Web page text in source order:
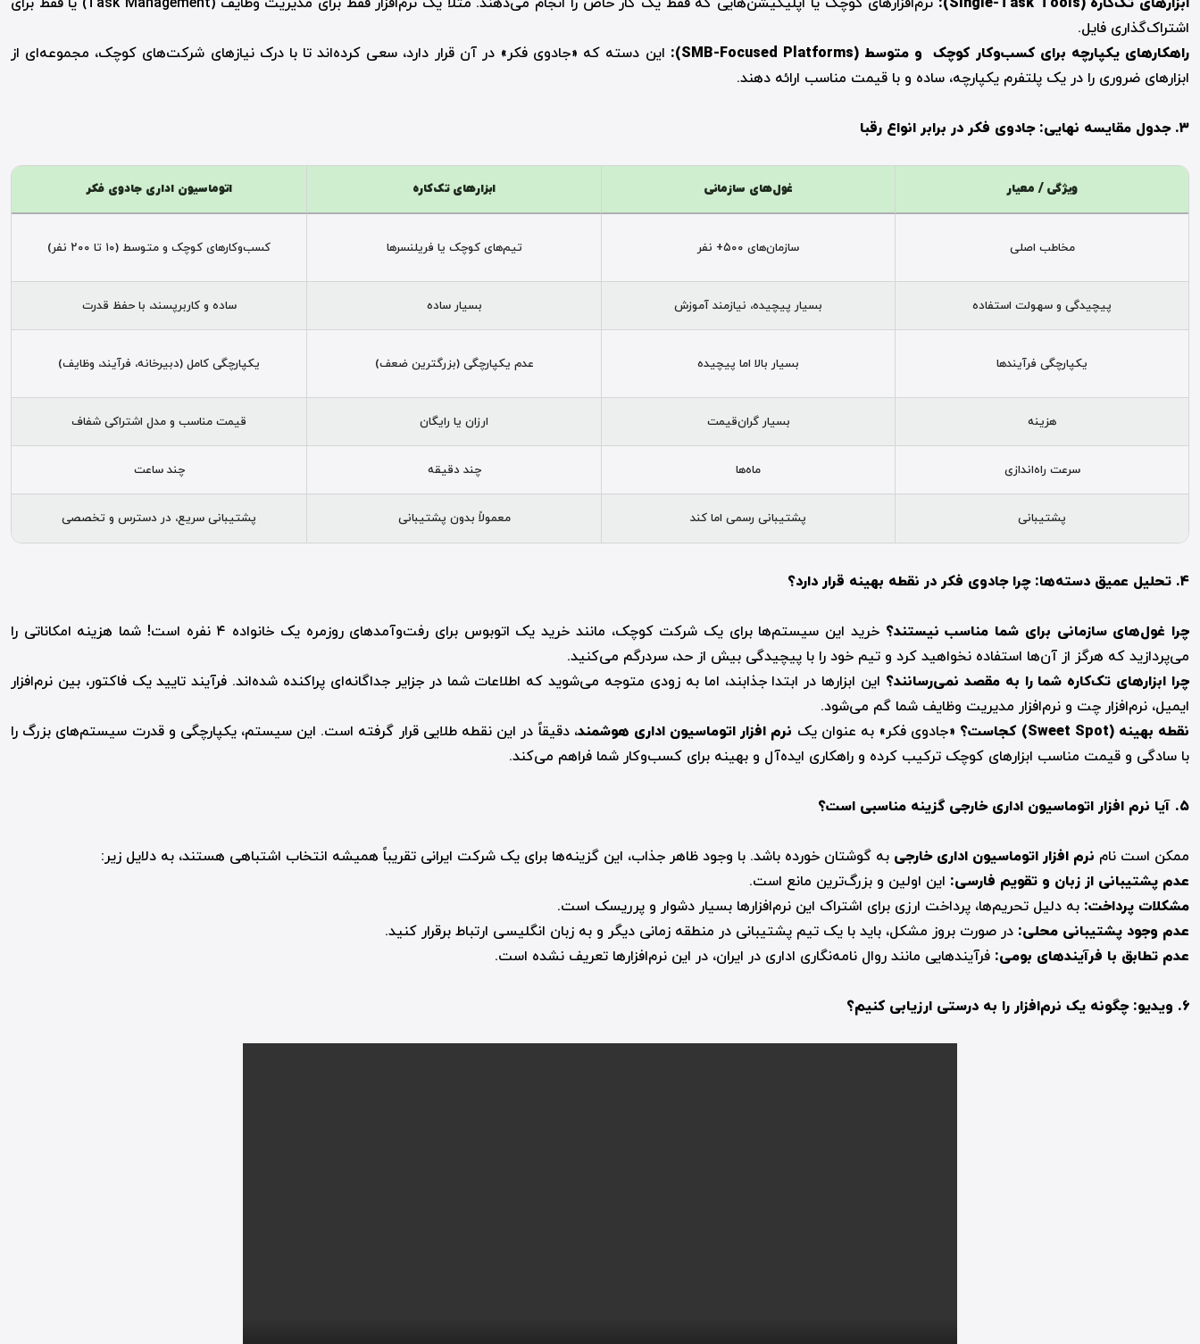
اشتراک‌گذاری فایل.
راهکارهای یکپارچه برای کسب‌وکار کوچک و متوسط (
SMB-Focused Platforms
): این دسته که «جادوی فکر» در آن قرار دارد، سعی کرده‌اند تا با درک نیازهای شرکت‌های کوچک، مجموعه‌ای از
ابزارهای ضروری را در یک پلتفرم یکپارچه، ساده و با قیمت مناسب ارائه دهند.
۳. جدول مقایسه نهایی: جادوی فکر در برابر انواع رقبا
ویژگی / معیار غول‌های سازمانی ابزارهای تک‌کاره اتوماسیون اداری جادوی فکر
مخاطب اصلی سازمان‌های ۵۰۰+ نفر تیم‌های کوچک یا فریلنسرها کسب‌وکارهای کوچک و متوسط (۱۰ تا ۲۰۰ نفر)
پیچیدگی و سهولت استفاده بسیار پیچیده، نیازمند آموزش بسیار ساده ساده و کاربرپسند، با حفظ قدرت
یکپارچگی فرآیندها بسیار بالا اما پیچیده عدم یکپارچگی (بزرگترین ضعف) یکپارچگی کامل (دبیرخانه، فرآیند، وظایف)
هزینه بسیار گران‌قیمت ارزان یا رایگان قیمت مناسب و مدل اشتراکی شفاف
سرعت راه‌اندازی ماه‌ها چند دقیقه چند ساعت
پشتیبانی پشتیبانی رسمی اما کند معمولاً بدون پشتیبانی پشتیبانی سریع، در دسترس و تخصصی
۴. تحلیل عمیق دسته‌ها: چرا جادوی فکر در نقطه بهینه قرار دارد؟
چرا غول‌های سازمانی برای شما مناسب نیستند؟
خرید این سیستم‌ها برای یک شرکت کوچک، مانند خرید یک اتوبوس برای رفت‌وآمدهای روزمره یک خانواده ۴ نفره است! شما هزینه امکاناتی را
می‌پردازید که هرگز از آن‌ها استفاده نخواهید کرد و تیم خود را با پیچیدگی بیش از حد، سردرگم می‌کنید.
چرا ابزارهای تک‌کاره شما را به مقصد نمی‌رسانند؟ این ابزارها در ابتدا جذابند، اما به زودی متوجه می‌شوید که اطلاعات شما در جزایر جداگانه‌ای پراکنده شده‌اند. فرآیند تایید یک فاکتور، بین نرم‌افزار
ایمیل، نرم‌افزار چت و نرم‌افزار مدیریت وظایف شما گم می‌شود.
نقطه بهینه (Sweet Spot) کجاست؟ «جادوی فکر» به عنوان یک نرم افزار اتوماسیون اداری هوشمند، دقیقاً در این نقطه طلایی قرار گرفته است. این سیستم، یکپارچگی و قدرت سیستم‌های بزرگ را
با سادگی و قیمت مناسب ابزارهای کوچک ترکیب کرده و راهکاری ایده‌آل و بهینه برای کسب‌وکار شما فراهم می‌کند.
۵. آیا نرم افزار اتوماسیون اداری خارجی گزینه مناسبی است؟
ممکن است نام نرم افزار اتوماسیون اداری خارجی به گوشتان خورده باشد. با وجود ظاهر جذاب، این گزینه‌ها برای یک شرکت ایرانی تقریباً همیشه انتخاب اشتباهی هستند، به دلایل زیر:
عدم پشتیبانی از زبان و تقویم فارسی: این اولین و بزرگ‌ترین مانع است.
مشکلات پرداخت: به دلیل تحریم‌ها، پرداخت ارزی برای اشتراک این نرم‌افزارها بسیار دشوار و پرریسک است.
عدم وجود پشتیبانی محلی: در صورت بروز مشکل، باید با یک تیم پشتیبانی در منطقه زمانی دیگر و به زبان انگلیسی ارتباط برقرار کنید.
عدم تطابق با فرآیندهای بومی: فرآیندهایی مانند روال نامه‌نگاری اداری در ایران، در این نرم‌افزارها تعریف نشده است.
۶. ویدیو: چگونه یک نرم‌افزار را به درستی ارزیابی کنیم؟